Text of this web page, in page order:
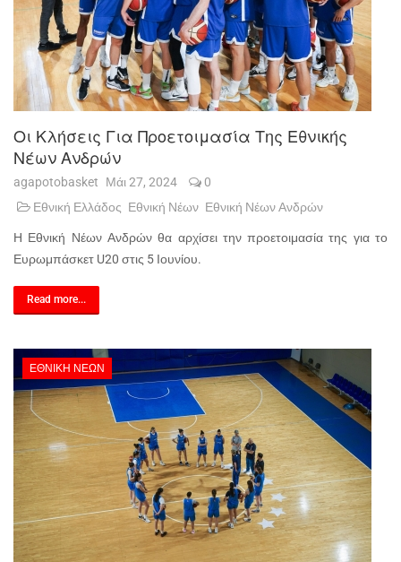
Οι Κλήσεις Για Προετοιμασία Της Εθνικής
Νέων Ανδρών
agapotobasket Μάι 27, 2024
0
Εθνική Ελλάδος Εθνική Νέων Εθνική Νέων Ανδρών
Η Εθνική Νέων Ανδρών θα αρχίσει την προετοιμασία της για το
Ευρωμπάσκετ U20 στις 5 Ιουνίου.
Read more...
ΕΘΝΙΚΉ ΝΈΩΝ